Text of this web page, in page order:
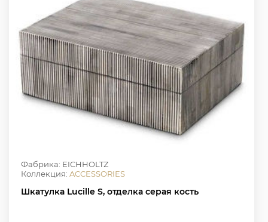
Фабрика: EICHHOLTZ
Коллекция: ACCESSORIES
Шкатулка Lucille S, отделка серая кость